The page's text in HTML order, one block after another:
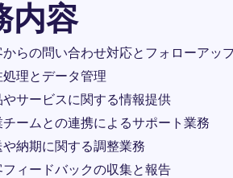
内容
からの問い合わせ対応とフォローアッ
処理とデータ管理
やサービスに関する情報提供
チームとの連携によるサポート業務
や納期に関する調整業務
フィードバックの収集と報告